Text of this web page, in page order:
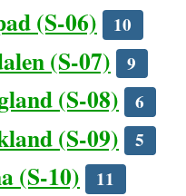
(S-06) 10
(S-07) 9
(S-08) 6
(S-09) 5
(S-10) 11